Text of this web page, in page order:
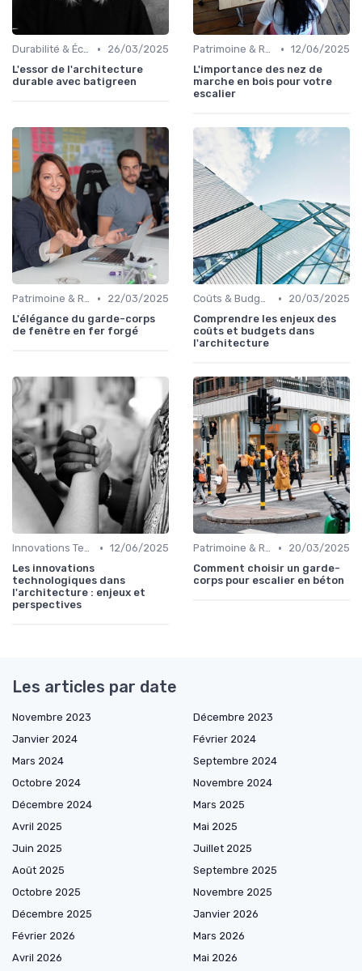
Durabilité & Écologie •
26/03/2025
L'essor de l'architecture
durable avec batigreen
Patrimoine & Rénovation • 12/06/2025
L'importance des nez de
marche en bois pour votre
escalier
Patrimoine & Rénovation •
22/03/2025
L'élégance du garde-corps
de fenêtre en fer forgé
Coûts & Budgets •
20/03/2025
Comprendre les enjeux des
coûts et budgets dans
l'architecture
Innovations Technologiques • 12/06/2025
Les innovations
technologiques dans
l'architecture : enjeux et
perspectives
Patrimoine & Rénovation •
20/03/2025
Comment choisir un garde-
corps pour escalier en béton
Les articles par date
Novembre 2023
Décembre 2023
Janvier 2024
Février 2024
Mars 2024
Septembre 2024
Octobre 2024
Novembre 2024
Décembre 2024
Mars 2025
Avril 2025
Mai 2025
Juin 2025
Juillet 2025
Août 2025
Septembre 2025
Octobre 2025
Novembre 2025
Décembre 2025
Janvier 2026
Février 2026
Mars 2026
Avril 2026
Mai 2026